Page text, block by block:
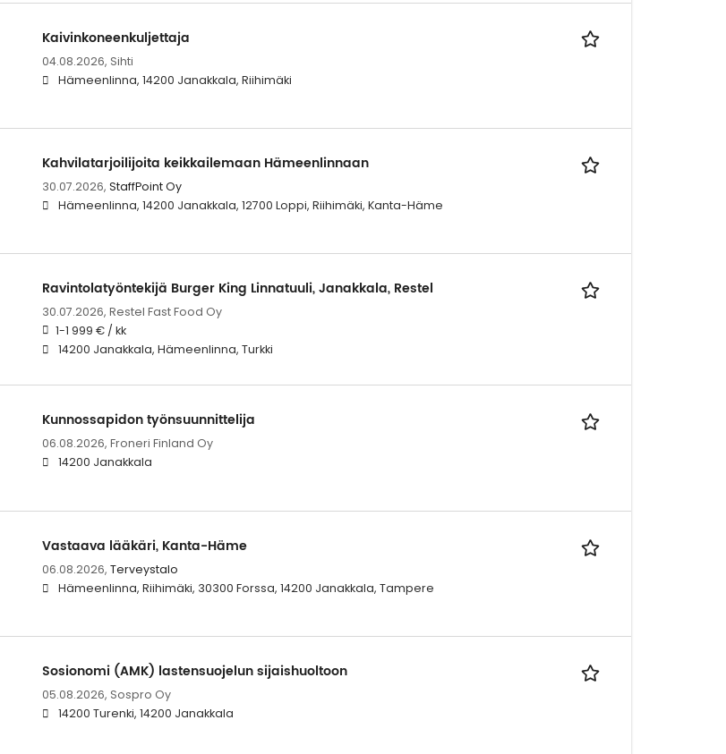
Kaivinkoneenkuljettaja
04.08.2026, Sihti
Hämeenlinna, 14200 Janakkala, Riihimäki
Kahvilatarjoilijoita keikkailemaan Hämeenlinnaan
30.07.2026, StaffPoint Oy
Hämeenlinna, 14200 Janakkala, 12700 Loppi, Riihimäki, Kanta-Häme
Ravintolatyöntekijä Burger King Linnatuuli, Janakkala, Restel
30.07.2026, Restel Fast Food Oy
1-1 999 € / kk
14200 Janakkala, Hämeenlinna, Turkki
Kunnossapidon työnsuunnittelija
06.08.2026, Froneri Finland Oy
14200 Janakkala
Vastaava lääkäri, Kanta-Häme
06.08.2026, Terveystalo
Hämeenlinna, Riihimäki, 30300 Forssa, 14200 Janakkala, Tampere
Sosionomi (AMK) lastensuojelun sijaishuoltoon
05.08.2026, Sospro Oy
14200 Turenki, 14200 Janakkala